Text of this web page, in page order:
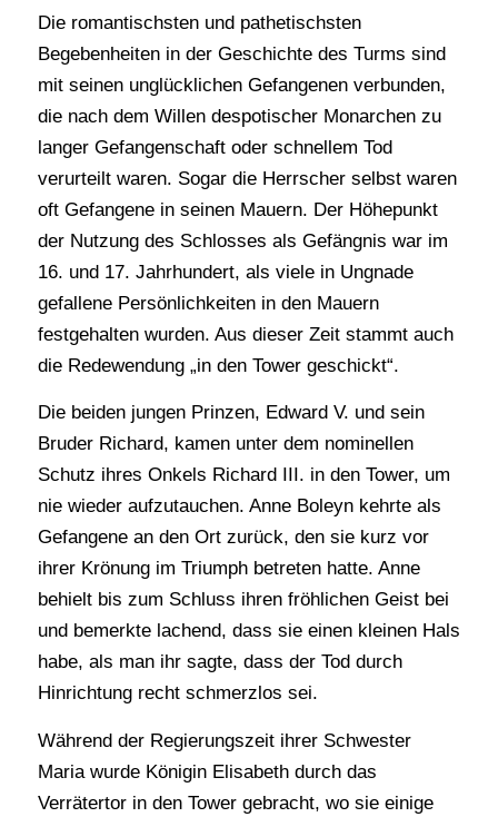
Die romantischsten und pathetischsten
Begebenheiten in der Geschichte des Turms sind
mit seinen unglücklichen Gefangenen verbunden,
die nach dem Willen despotischer Monarchen zu
langer Gefangenschaft oder schnellem Tod
verurteilt waren. Sogar die Herrscher selbst waren
oft Gefangene in seinen Mauern. Der Höhepunkt
der Nutzung des Schlosses als Gefängnis war im
16. und 17. Jahrhundert, als viele in Ungnade
gefallene Persönlichkeiten in den Mauern
festgehalten wurden. Aus dieser Zeit stammt auch
die Redewendung „in den Tower geschickt“.
Die beiden jungen Prinzen, Edward V. und sein
Bruder Richard, kamen unter dem nominellen
Schutz ihres Onkels Richard III. in den Tower, um
nie wieder aufzutauchen. Anne Boleyn kehrte als
Gefangene an den Ort zurück, den sie kurz vor
ihrer Krönung im Triumph betreten hatte. Anne
behielt bis zum Schluss ihren fröhlichen Geist bei
und bemerkte lachend, dass sie einen kleinen Hals
habe, als man ihr sagte, dass der Tod durch
Hinrichtung recht schmerzlos sei.
Während der Regierungszeit ihrer Schwester
Maria wurde Königin Elisabeth durch das
Verrätertor in den Tower gebracht, wo sie einige